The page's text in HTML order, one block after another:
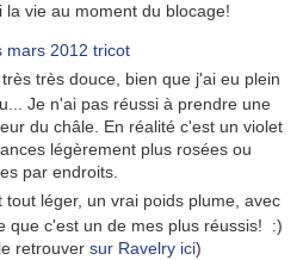
la vie au moment du blocage!
très douce, bien que j'ai eu plein
Je n'ai pas réussi à prendre une
du châle. En réalité c'est un violet
légèrement plus rosées ou
par endroits.
léger, un vrai poids plume, avec
que c'est un de mes plus réussis! :)
retrouver sur Ravelry ici)